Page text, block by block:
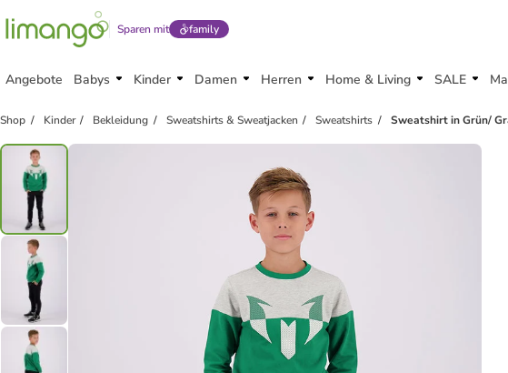
Sparen mit family
Angebote Babys Kinder Damen Herren Home & Living SALE
Shop Kinder Bekleidung Sweatshirts & Sweatjacken Sweatshirts Sweatshirt in Grün/